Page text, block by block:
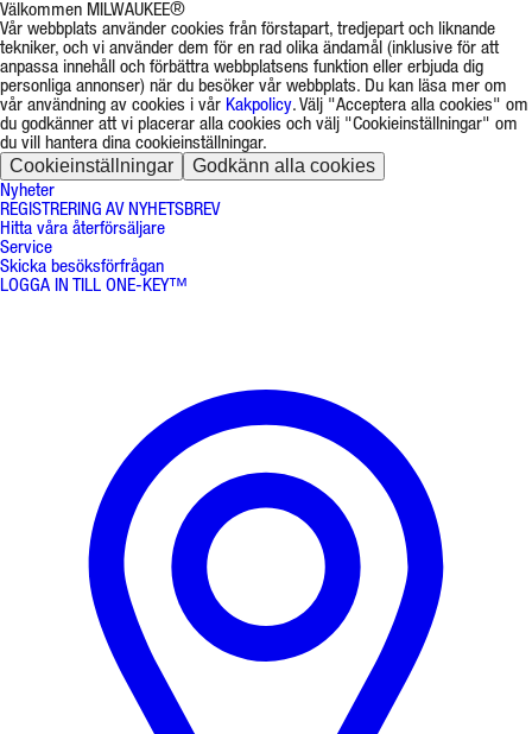
Välkommen MILWAUKEE®
Vår webbplats använder cookies från förstapart, tredjepart och liknande
tekniker, och vi använder dem för en rad olika ändamål (inklusive för att
anpassa innehåll och förbättra webbplatsens funktion eller erbjuda dig
personliga annonser) när du besöker vår webbplats. Du kan läsa mer om
vår användning av cookies i vår Kakpolicy. Välj "Acceptera alla cookies" om
du godkänner att vi placerar alla cookies och välj "Cookieinställningar" om
du vill hantera dina cookieinställningar.
Cookieinställningar Godkänn alla cookies
Nyheter
REGISTRERING AV NYHETSBREV
Hitta våra återförsäljare
Service
Skicka besöksförfrågan
LOGGA IN TILL ONE-KEY™